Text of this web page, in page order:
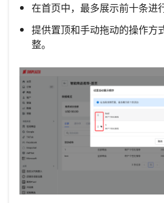
在首页中，最多展示前十条进
提供置顶和手动拖动的操作方
整。